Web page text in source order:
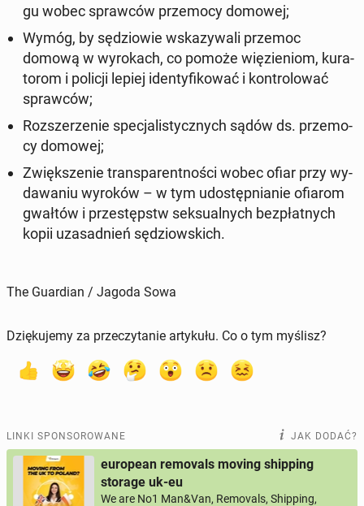
gu wobec spraw­ców prze­mo­cy domowej;
Wymóg, by sę­dzio­wie wska­zy­wa­li przemoc
domową w wy­ro­kach, co pomoże wię­zie­niom, ku­ra­
to­rom i policji lepiej iden­ty­fi­ko­wać i kon­tro­lo­wać
spraw­ców;
Roz­sze­rze­nie spe­cja­li­stycz­nych sądów ds. prze­mo­
cy domowej;
Zwięk­sze­nie trans­pa­rent­no­ści wobec ofiar przy wy­
da­wa­niu wyroków – w tym udo­stęp­nia­nie ofiarom
gwałtów i prze­stępstw sek­su­al­nych bez­płat­nych
kopii uza­sad­nień sę­dziow­skich.
The Guardian / Jagoda Sowa
Dziękujemy za przeczytanie artykułu. Co o tym myślisz?
LINKI SPONSOROWANE JAK DODAĆ?
european removals moving shipping
storage uk-eu
We are No1 Man&Van, Removals, Shipping,